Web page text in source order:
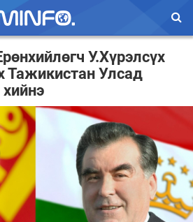
У.Хүрэлсүх
Тажикистан Улсад